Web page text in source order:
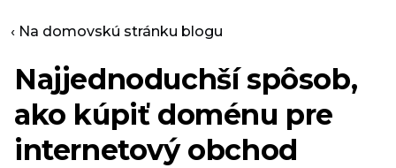
‹ Na domovskú stránku blogu
Najjednoduchší spôsob,
ako kúpiť doménu pre
internetový obchod